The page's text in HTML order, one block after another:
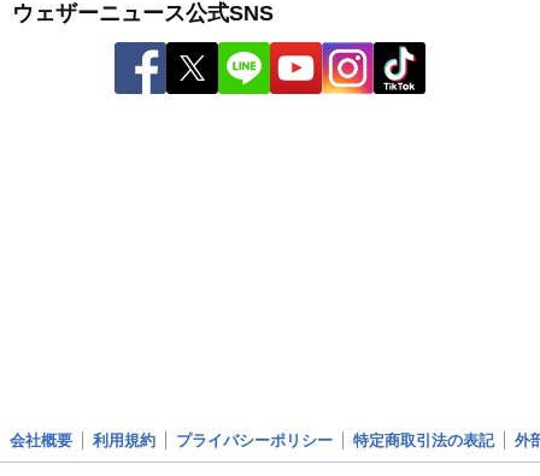
ウェザーニュース公式SNS
会社概要 利用規約 プライバシーポリシー 特定商取引法の表記 外